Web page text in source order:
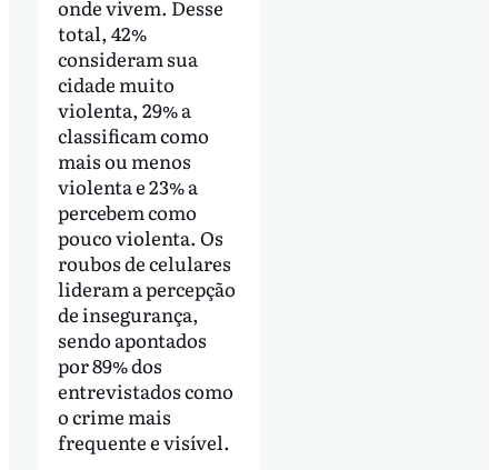
onde vivem. Desse
total, 42%
consideram sua
cidade muito
violenta, 29% a
classificam como
mais ou menos
violenta e 23% a
percebem como
pouco violenta. Os
roubos de celulares
lideram a percepção
de insegurança,
sendo apontados
por 89% dos
entrevistados como
o crime mais
frequente e visível.